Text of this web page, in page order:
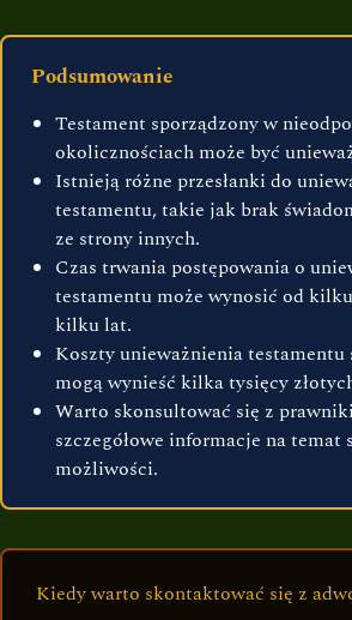
Podsumowanie
Testament sporządzony w
okolicznościach może być
Istnieją różne przesłanki do
testamentu, takie jak brak
ze strony innych.
Czas trwania postępowania o
testamentu może wynosić od
kilku lat.
Koszty unieważnienia testamentu
mogą wynieść kilka tysięcy
Warto skonsultować się z
szczegółowe informacje na temat
możliwości.
Kiedy warto skontaktować się z